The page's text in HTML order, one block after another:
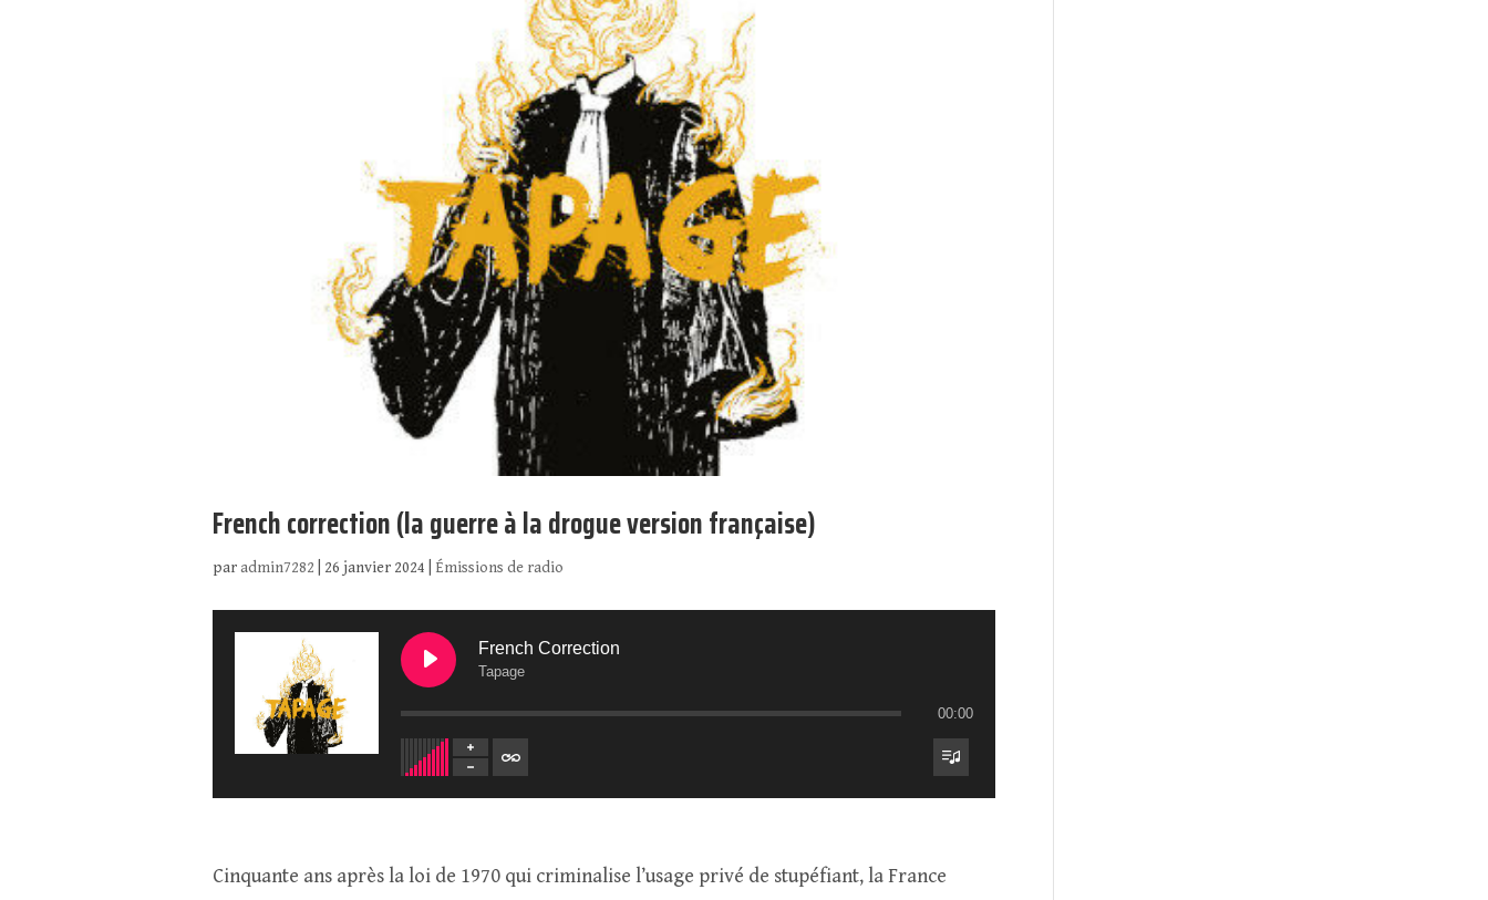
French correction (la guerre à la drogue version française)
paradmin7282 26 janvier 2024 Émissions de radio
French Correction
Tapage
00:00
Cinquante ans après la loi de 1970 qui criminalise l’usage privé de stupéfiant, la France